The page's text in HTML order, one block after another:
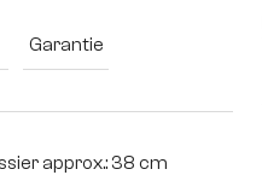
Garantie
approx.: 38 cm